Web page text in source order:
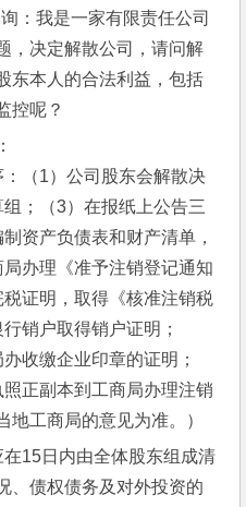
：我是一家有限责任公司
，决定解散公司，请问解
东本人的合法利益，包括
控呢？
（1）公司股东会解散决
；（3）在报纸上公告三
资产负债表和财产清单，
办理《准予注销登记通知
证明，取得《核准注销税
销户取得销户证明；
收缴企业印章的证明；
照正副本到工商局办理注销
地工商局的意见为准。）
15日内由全体股东组成清
、债权债务及对外投资的